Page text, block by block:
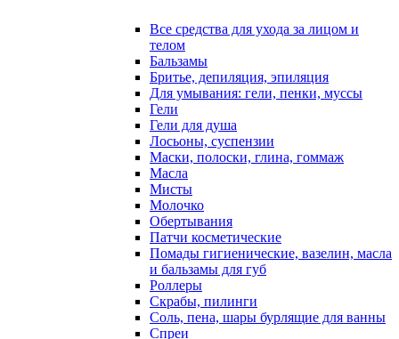
Все средства для ухода за лицом и
телом
Бальзамы
Бритье, депиляция, эпиляция
Для умывания: гели, пенки, муссы
Гели
Гели для душа
Лосьоны, суспензии
Маски, полоски, глина, гоммаж
Масла
Мисты
Молочко
Обертывания
Патчи косметические
Помады гигиенические, вазелин, масла
и бальзамы для губ
Роллеры
Скрабы, пилинги
Соль, пена, шары бурлящие для ванны
Спреи